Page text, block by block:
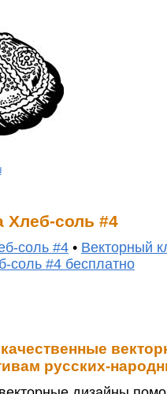
Хлеб-соль #4
соль #4 • Векторный
соль #4 бесплатно
русских-